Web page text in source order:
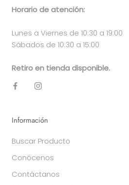
Horario de atención:
Lunes a Viernes de 10:30 a 19:00
Sábados de 10:30 a 15:00
Retiro en tienda disponible.
Información
Buscar Producto
Conócenos
Contáctanos